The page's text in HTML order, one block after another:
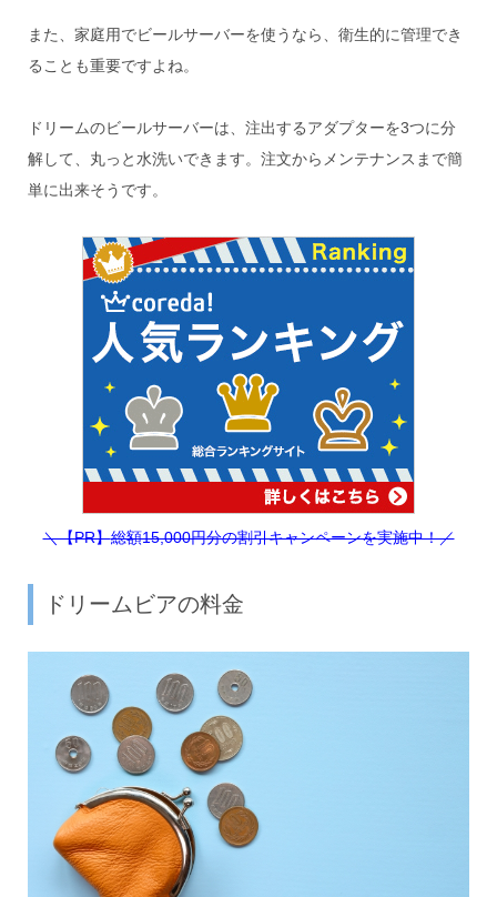
また、家庭用でビールサーバーを使うなら、衛生的に管理でき
ることも重要ですよね。
ドリームのビールサーバーは、注出するアダプターを3つに分
解して、丸っと水洗いできます。注文からメンテナンスまで簡
単に出来そうです。
＼【PR】総額15,000円分の割引キャンペーンを実施中！／
ドリームビアの料金